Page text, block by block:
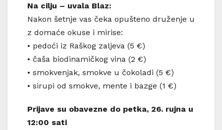
Na cilju – uvala Blaz:
Nakon šetnje vas čeka opušteno druženje u
z domaće okuse i mirise:
• pedoći iz Raškog zaljeva (5 €)
• čaša biodinamičkog vina (2 €)
• smokvenjak, smokve u čokoladi (5 €)
• sirupi od smokve, mente i bazge (1 €)
Prijave su obavezne do petka, 26. rujna u
12:00 sati